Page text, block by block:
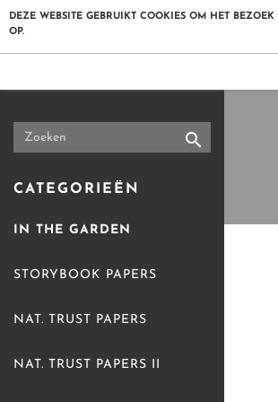

CATEGORIEËN
COLOURCARD BESTELLEN
LITTLE GREENE
PAINT & PAPER LIBRARY
BEHANG LITTLE GREENE
IN THE GARDEN
STORYBOOK PAPERS
NAT. TRUST PAPERS
NAT. TRUST PAPERS II
DEZE WEBSITE GEBRUIKT COOKIES OM HET
OP.